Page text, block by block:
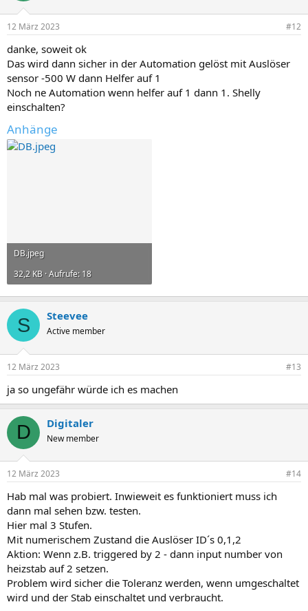
12 März 2023 #12
danke, soweit ok
Das wird dann sicher in der Automation gelöst mit Auslöser
sensor -500 W dann Helfer auf 1
Noch ne Automation wenn helfer auf 1 dann 1. Shelly
einschalten?
Anhänge
DB.jpeg
32,2 KB · Aufrufe: 18
S Steevee
Active member
12 März 2023 #13
ja so ungefähr würde ich es machen
D Digitaler
New member
12 März 2023 #14
Hab mal was probiert. Inwieweit es funktioniert muss ich
dann mal sehen bzw. testen.
Hier mal 3 Stufen.
Mit numerischem Zustand die Auslöser ID´s 0,1,2
Aktion: Wenn z.B. triggered by 2 - dann input number von
heizstab auf 2 setzen.
Problem wird sicher die Toleranz werden, wenn umgeschaltet
wird und der Stab einschaltet und verbraucht.